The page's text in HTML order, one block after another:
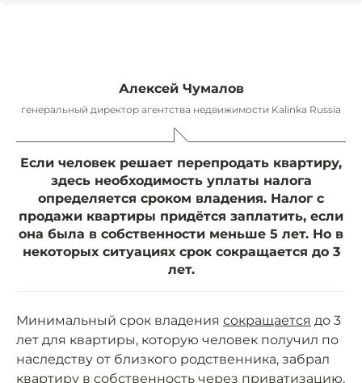
Алексей Чумалов
генеральный директор агентства недвижимости Kalinka Russia
Если человек решает перепродать квартиру,
здесь необходимость уплаты налога
определяется сроком владения. Налог с
продажи квартиры придётся заплатить, если
она была в собственности меньше 5 лет. Но в
некоторых ситуациях срок сокращается до 3
лет.
Минимальный срок владения сокращается до 3
лет для квартиры, которую человек получил по
наследству от близкого родственника, забрал
квартиру в собственность через приватизацию,